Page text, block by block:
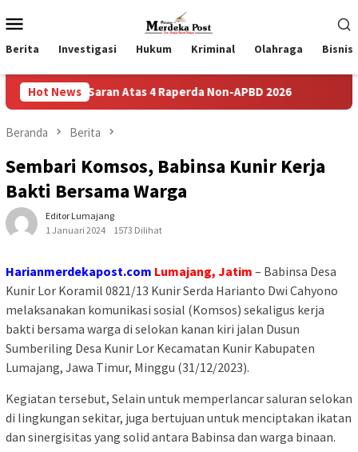
ke
kontenMobile
Berita Investigasi Hukum Kriminal Olahraga Bisnis
Hot News
Saran Atas 4 Raperda Non-APBD 2026 Pemdes
Beranda Berita
Sembari Komsos, Babinsa Kunir Kerja
Bakti Bersama Warga
Editor Lumajang
1 Januari 2024
1573 Dilihat
Harianmerdekapost.com Lumajang, Jatim – Babinsa Desa
Kunir Lor Koramil 0821/13 Kunir Serda Harianto Dwi Cahyono
melaksanakan komunikasi sosial (Komsos) sekaligus kerja
bakti bersama warga di selokan kanan kiri jalan Dusun
Sumberiling Desa Kunir Lor Kecamatan Kunir Kabupaten
Lumajang, Jawa Timur, Minggu (31/12/2023).
Kegiatan tersebut, Selain untuk memperlancar saluran selokan
di lingkungan sekitar, juga bertujuan untuk menciptakan ikatan
dan sinergisitas yang solid antara Babinsa dan warga binaan.